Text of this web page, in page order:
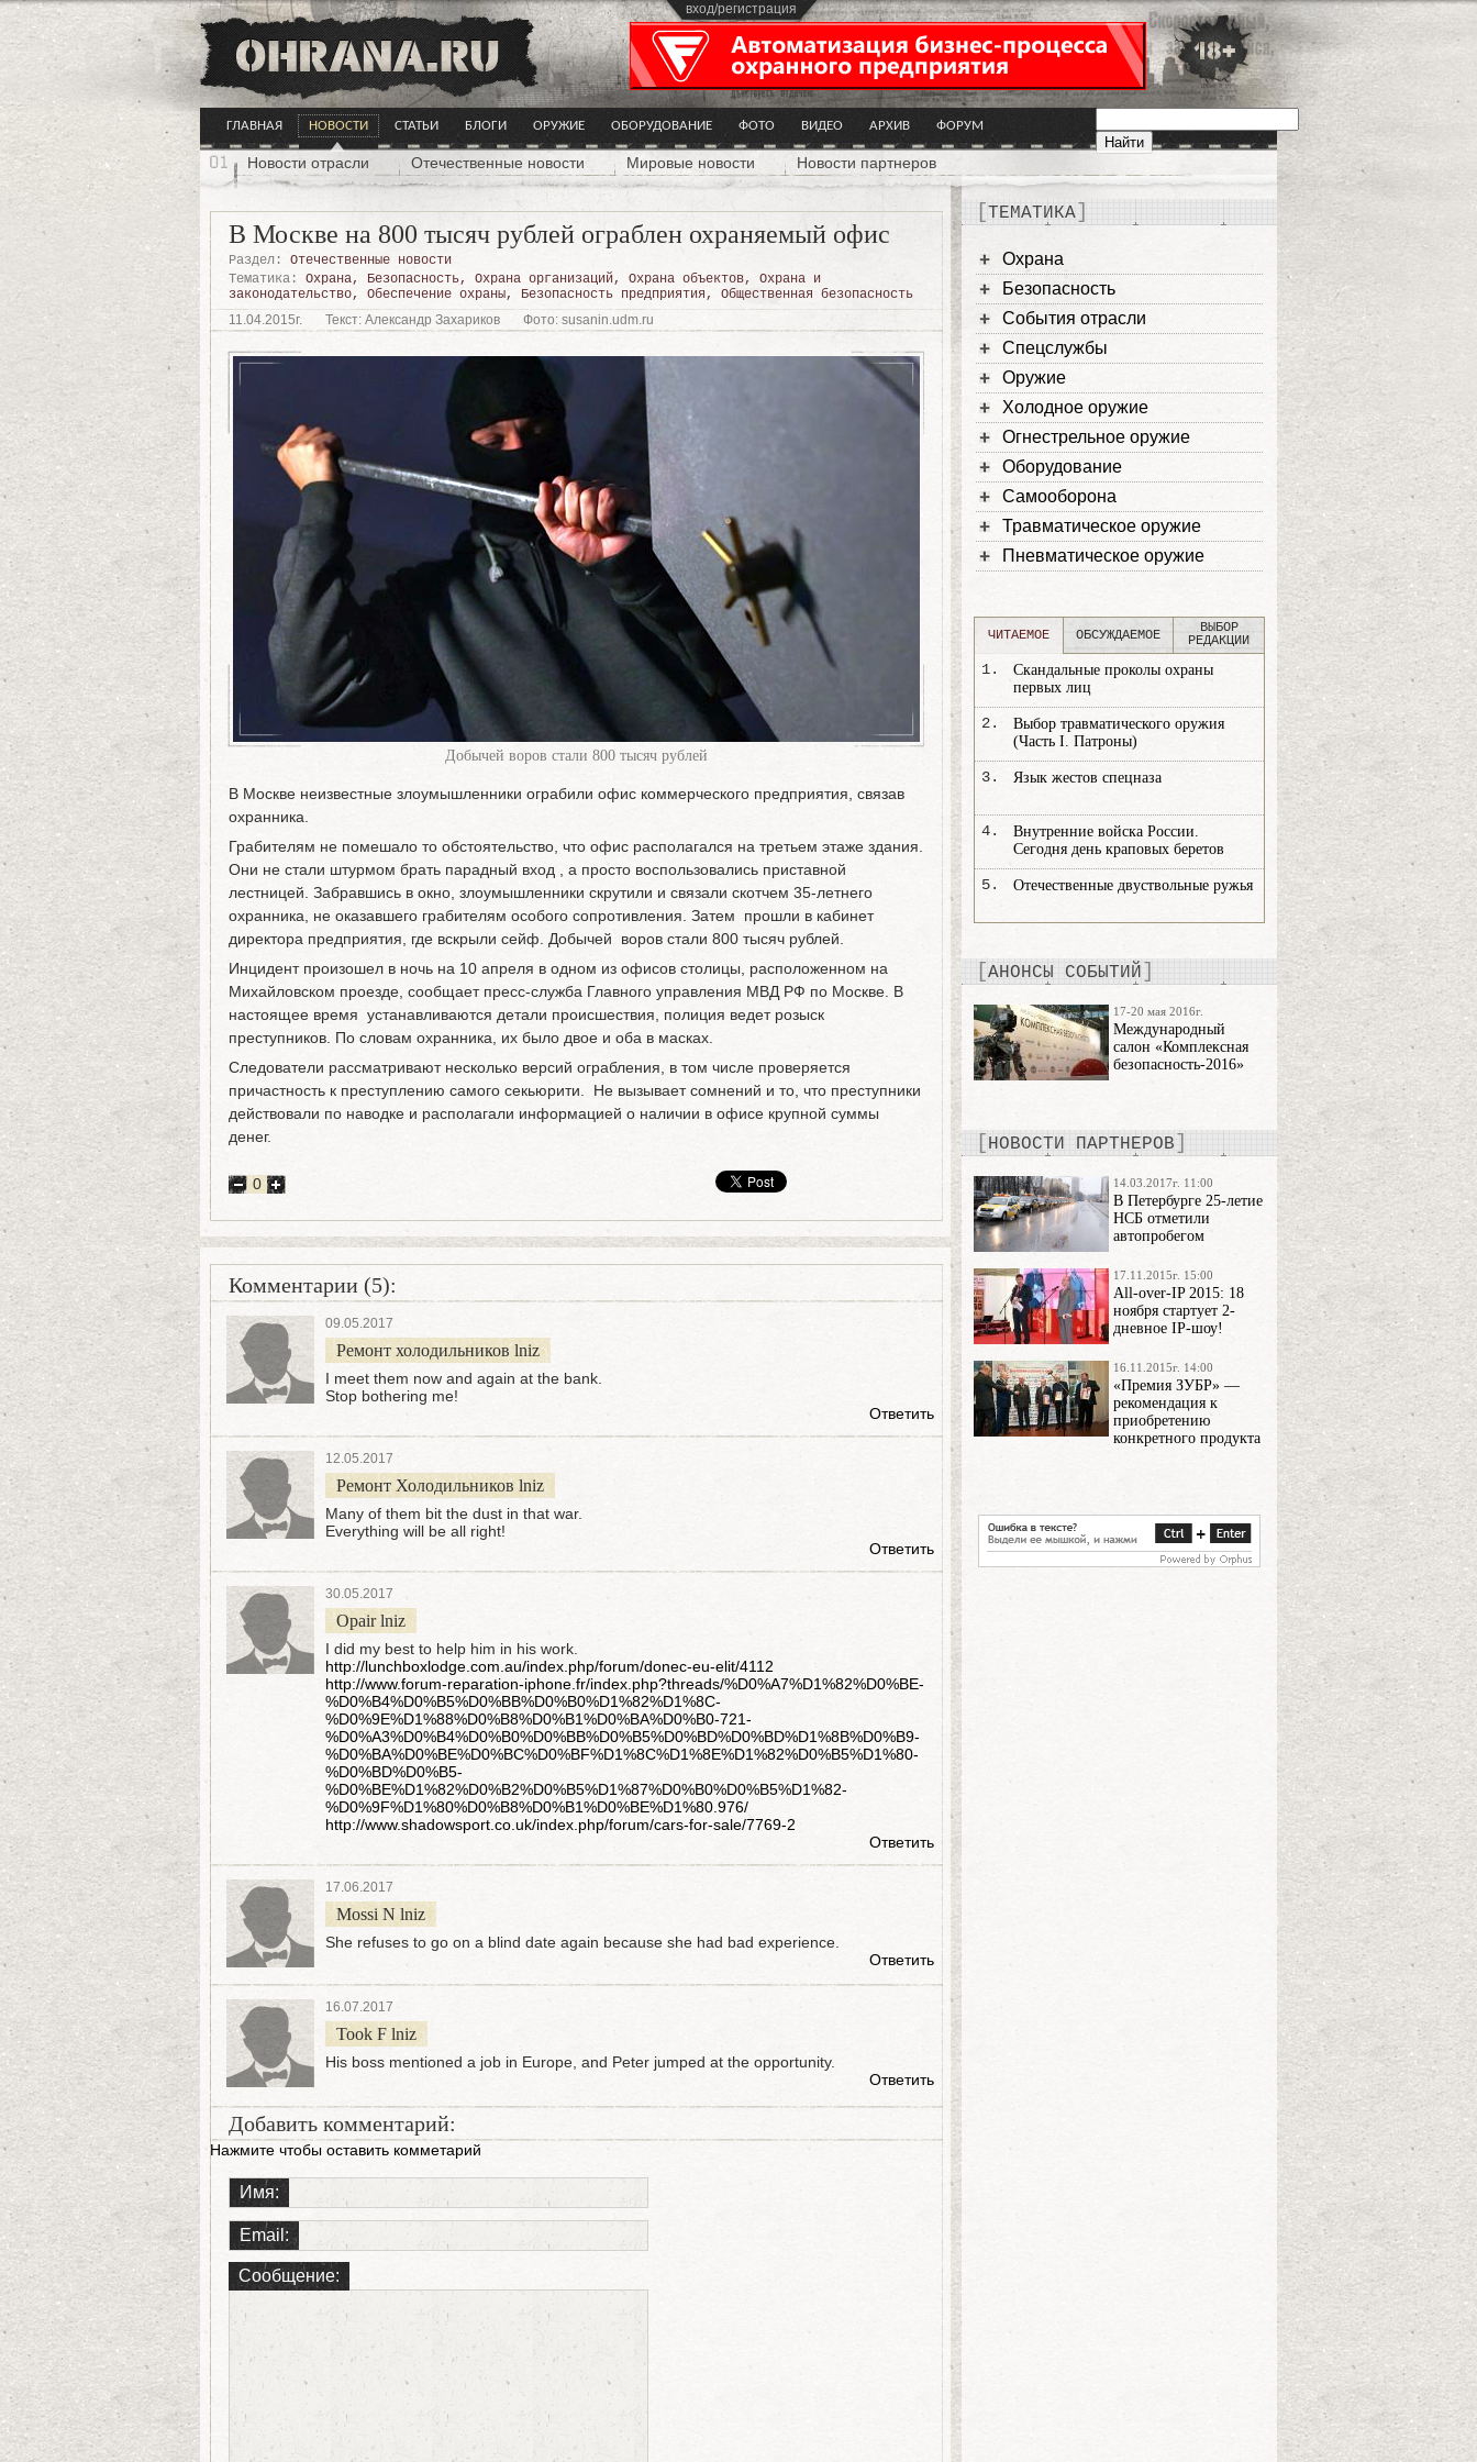
вход/регистрация
ГЛАВНАЯ НОВОСТИ СТАТЬИ БЛОГИ ОРУЖИЕ ОБОРУДОВАНИЕ ФОТО ВИДЕО АРХИВ ФОРУМ
Новости отрасли Отечественные новости Мировые новости Новости партнеров
В Москве на 800 тысяч рублей ограблен охраняемый офис
Раздел:
Отечественные новости
Тематика:
Охрана, Безопасность, Охрана организаций, Охрана объектов, Охрана и
законодательство, Обеспечение охраны, Безопасность предприятия, Общественная безопасность
11.04.2015г.
Текст: Александр Захариков Фото: susanin.udm.ru
Добычей воров стали 800 тысяч рублей
В Москве неизвестные злоумышленники ограбили офис коммерческого предприятия, связав
охранника.
Грабителям не помешало то обстоятельство, что офис располагался на третьем этаже здания.
Они не стали штурмом брать парадный вход , а просто воспользовались приставной
лестницей. Забравшись в окно, злоумышленники скрутили и связали скотчем 35-летнего
охранника, не оказавшего грабителям особого сопротивления. Затем прошли в кабинет
директора предприятия, где вскрыли сейф. Добычей воров стали 800 тысяч рублей.
Инцидент произошел в ночь на 10 апреля в одном из офисов столицы, расположенном на
Михайловском проезде, сообщает пресс-служба Главного управления МВД РФ по Москве. В
настоящее время устанавливаются детали происшествия, полиция ведет розыск
преступников. По словам охранника, их было двое и оба в масках.
Следователи рассматривают несколько версий ограбления, в том числе проверяется
причастность к преступлению самого секьюрити. Не вызывает сомнений и то, что преступники
действовали по наводке и располагали информацией о наличии в офисе крупной суммы
денег.
0
Комментарии (5):
09.05.2017
Ремонт холодильников lniz
I meet them now and again at the bank.
Stop bothering me!
Ответить
12.05.2017
Ремонт Холодильников lniz
Many of them bit the dust in that war.
Everything will be all right!
Ответить
30.05.2017
Opair lniz
I did my best to help him in his work.
http://lunchboxlodge.com.au/index.php/forum/donec-eu-elit/4112
http://www.forum-reparation-iphone.fr/index.php?threads/%D0%A7%D1%82%D0%BE-
%D0%B4%D0%B5%D0%BB%D0%B0%D1%82%D1%8C-
%D0%9E%D1%88%D0%B8%D0%B1%D0%BA%D0%B0-721-
%D0%A3%D0%B4%D0%B0%D0%BB%D0%B5%D0%BD%D0%BD%D1%8B%D0%B9-
%D0%BA%D0%BE%D0%BC%D0%BF%D1%8C%D1%8E%D1%82%D0%B5%D1%80-
%D0%BD%D0%B5-
%D0%BE%D1%82%D0%B2%D0%B5%D1%87%D0%B0%D0%B5%D1%82-
%D0%9F%D1%80%D0%B8%D0%B1%D0%BE%D1%80.976/
http://www.shadowsport.co.uk/index.php/forum/cars-for-sale/7769-2
Ответить
17.06.2017
Mossi N lniz
She refuses to go on a blind date again because she had bad experience.
Ответить
16.07.2017
Took F lniz
His boss mentioned a job in Europe, and Peter jumped at the opportunity.
Ответить
Добавить комментарий:
Нажмите чтобы оставить комметарий
Имя:
Email:
Сообщение:
ТЕМАТИКА
Охрана
Безопасность
События отрасли
Спецслужбы
Оружие
Холодное оружие
Огнестрельное оружие
Оборудование
Самооборона
Травматическое оружие
Пневматическое оружие
ЧИТАЕМОЕ ОБСУЖДАЕМОЕ
ВЫБОР
РЕДАКЦИИ
Скандальные проколы охраны
первых лиц
1.
Выбор травматического оружия
(Часть I. Патроны)
2.
Язык жестов спецназа
3.
Внутренние войска России.
Сегодня день краповых беретов
4.
Отечественные двуствольные ружья
5.
АНОНСЫ СОБЫТИЙ
17-20 мая 2016г.
Международный
салон «Комплексная
безопасность-2016»
НОВОСТИ ПАРТНЕРОВ
14.03.2017г. 11:00
В Петербурге 25-летие
НСБ отметили
автопробегом
17.11.2015г. 15:00
All-over-IP 2015: 18
ноября стартует 2-
дневное IP-шоу!
16.11.2015г. 14:00
«Премия ЗУБР» —
рекомендация к
приобретению
конкретного продукта